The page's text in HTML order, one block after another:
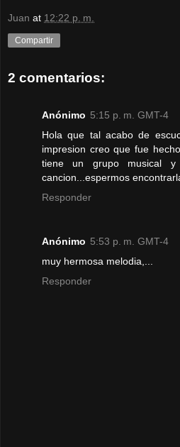
Juan at 12:22 p. m.
Compartir
2 comentarios:
Anónimo 5:15 p. m. GMT-4
Hola que tal acabo de
impresion creo que fue
tiene un grupo musical
cancion...espermos
Responder
Anónimo 5:53 p. m. GMT-4
muy hermosa melodia,...
Responder